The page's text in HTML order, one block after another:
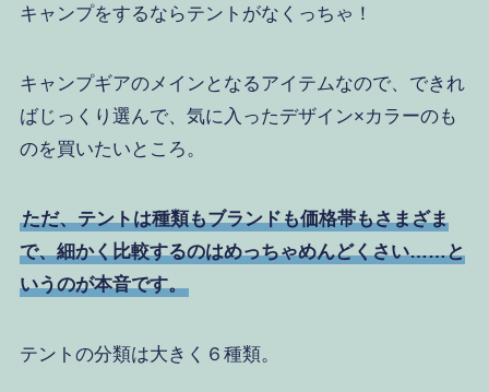
キャンプをするならテントがなくっちゃ！
キャンプギアのメインとなるアイテムなので、できれ
ばじっくり選んで、気に入ったデザイン×カラーのも
のを買いたいところ。
ただ、テントは種類もブランドも価格帯もさまざま
で、細かく比較するのはめっちゃめんどくさい……と
いうのが本音です。
テントの分類は大きく６種類。